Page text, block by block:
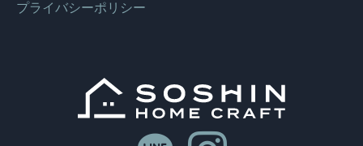
プライバシーポリシー